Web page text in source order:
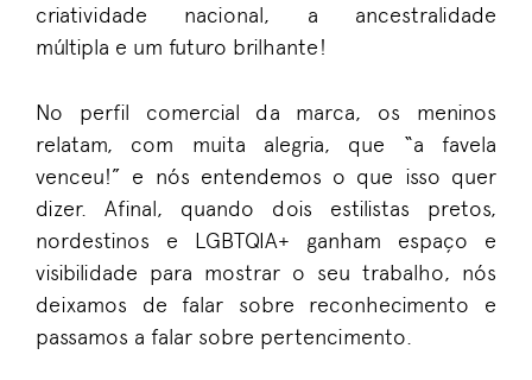
criatividade nacional, a ancestralidade
múltipla e um futuro brilhante!
No perfil comercial da marca, os meninos
relatam, com muita alegria, que “a favela
venceu!” e nós entendemos o que isso quer
dizer. Afinal, quando dois estilistas pretos,
nordestinos e LGBTQIA+ ganham espaço e
visibilidade para mostrar o seu trabalho, nós
deixamos de falar sobre reconhecimento e
passamos afalar sobre pertencimento.